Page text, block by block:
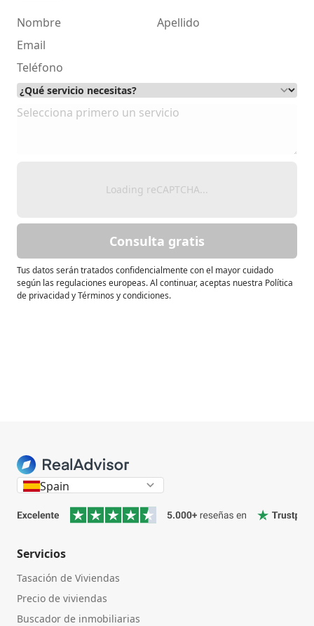
Loading reCAPTCHA...
Consulta gratis
Tus datos serán tratados confidencialmente con el mayor cuidado
según las regulaciones europeas. Al continuar, aceptas nuestra Política
de privacidad y Términos y condiciones.
Spain
Servicios
Tasación de Viviendas
Precio de viviendas
Buscador de inmobiliarias